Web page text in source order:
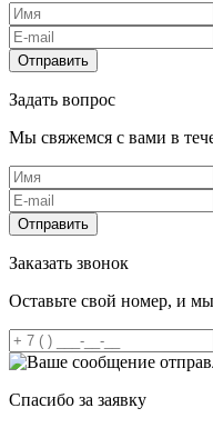
Отправить
Задать вопрос
Мы свяжемся с вами в
Отправить
Заказать звонок
Оставьте свой номер, и
Спасибо за заявку